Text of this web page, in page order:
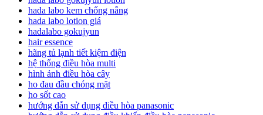
hada labo kem chống nắng
hada labo lotion giá
hadalabo gokujyun
hair essence
hãng tủ lạnh tiết kiệm điện
hệ thống điều hòa multi
hình ảnh điều hòa cây
ho đau đầu chóng mặt
ho sốt cao
hướng dẫn sử dụng điều hòa panasonic